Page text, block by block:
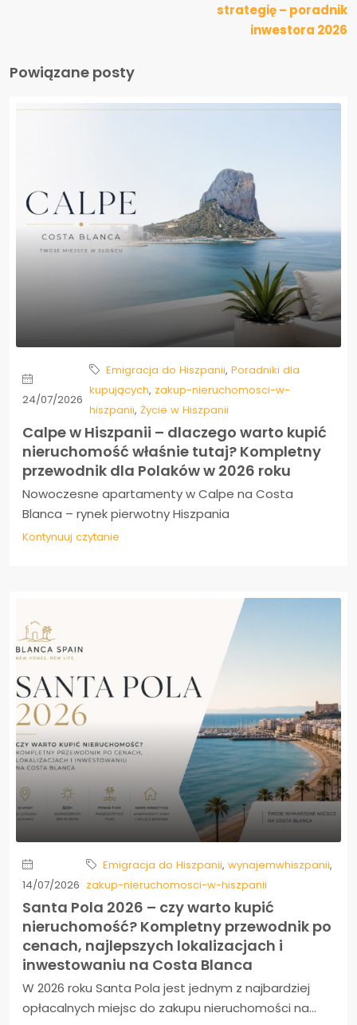
strategię – poradnik
inwestora 2026
Powiązane posty
24/07/2026
Emigracja do Hiszpanii, Poradniki dla
kupujących, zakup-nieruchomosci-w-
hiszpanii, Życie w Hiszpanii
Calpe w Hiszpanii – dlaczego warto kupić
nieruchomość właśnie tutaj? Kompletny
przewodnik dla Polaków w 2026 roku
Nowoczesne apartamenty w Calpe na Costa
Blanca – rynek pierwotny Hiszpania
Kontynuuj czytanie
14/07/2026
Emigracja do Hiszpanii, wynajemwhiszpanii,
zakup-nieruchomosci-w-hiszpanii
Santa Pola 2026 – czy warto kupić
nieruchomość? Kompletny przewodnik po
cenach, najlepszych lokalizacjach i
inwestowaniu na Costa Blanca
W 2026 roku Santa Pola jest jednym z najbardziej
opłacalnych miejsc do zakupu nieruchomości na...